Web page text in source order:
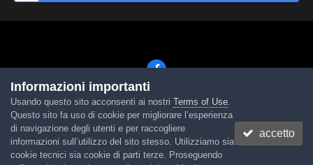
Lingua Tema Contattaci Cookies
Powered by Invision Community
Informazioni importanti
Usando questo sito acconsenti ai nostri Terms of Use.
Questo sito fa uso di cookie per migliorare l’esperienza
di navigazione degli utenti e per raccogliere
informazioni sull’utilizzo del sito stesso. Utilizziamo sia
cookie tecnici sia cookie di parti terze. Proseguendo
accetto